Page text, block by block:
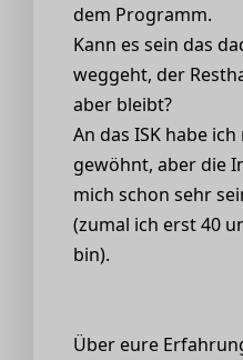
dem Programm.
Kann es sein das
weggeht, der
aber bleibt?
An das ISK habe
gewöhnt, aber die
mich schon sehr
(zumal ich erst 40
bin).
Über eure